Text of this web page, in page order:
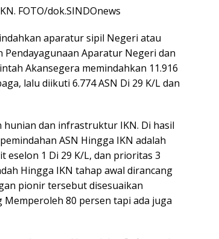
FOTO/dok.SINDOnews
aparatur sipil Negeri atau
Pendayagunaan Aparatur Negeri dan
Akansegera memindahkan 11.916
lalu diikuti 6.774 ASN Di 29 K/L dan
dan infrastruktur IKN. Di hasil
ASN Hingga IKN adalah
eselon 1 Di 29 K/L, dan prioritas 3
Hingga IKN tahap awal dirancang
pionir tersebut disesuaikan
Memperoleh 80 persen tapi ada juga